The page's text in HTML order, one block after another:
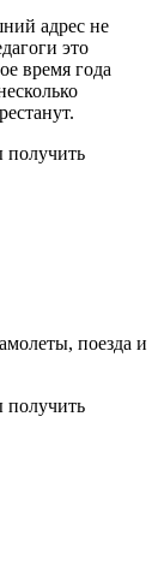
адрес не
это
время года
получить
поезда и
получить